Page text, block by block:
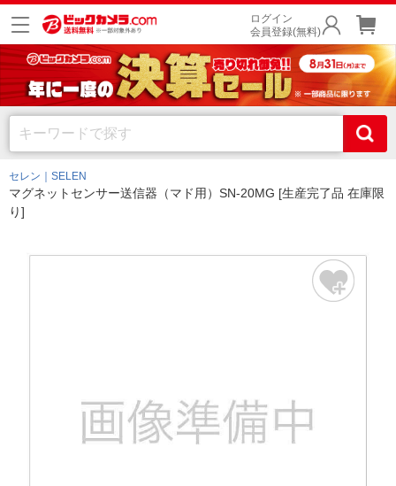
ログイン
会員登録(無料)
セレン｜SELEN
マグネットセンサー送信器（マド用）SN-20MG [生産完了品 在庫限
り]